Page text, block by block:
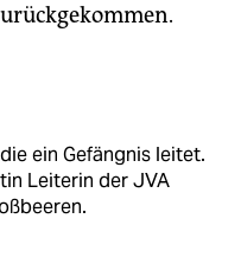
ein Gefängnis leitet.
Leiterin der JVA